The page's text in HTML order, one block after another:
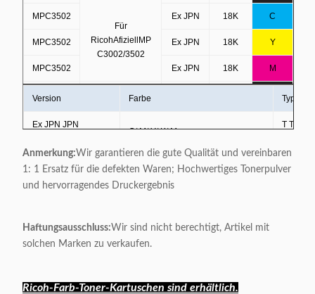
Für
RicohAfiziell
MP
C3002/3502
MPC3502 Ex JPN 18K C
MPC3502 Ex JPN 18K Y
MPC3502 Ex JPN 18K M
MPC3502
C3002/3502
MPC3502
MPC3502 JPN 18K
MPC3502 JPN 18K M
Version Farbe Typ
Ex JPN JPN
JapanischJapanisch
C/ M/ Y/ K/ Mono
T
Anmerkung:Wir garantieren die gute Qualität und vereinbaren
1: 1 Ersatz für die defekten Waren; Hochwertiges Tonerpulver
und hervorragendes Druckergebnis
Haftungsausschluss:Wir sind nicht berechtigt, Artikel mit
solchen Marken zu verkaufen.
Ricoh-Farb-Toner-Kartuschen sind erhältlich.